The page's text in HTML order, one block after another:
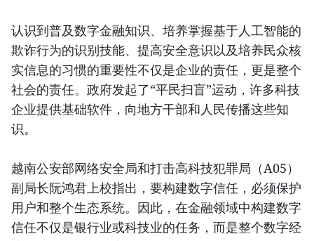
认识到普及数字金融知识、培养掌握基于人工智能的
欺诈行为的识别技能、提高安全意识以及培养民众核
实信息的习惯的重要性不仅是企业的责任，更是整个
社会的责任。政府发起了“平民扫盲”运动，许多科技
企业提供基础软件，向地方干部和人民传播这些知
识。
越南公安部网络安全局和打击高科技犯罪局（A05）
副局长阮鸿君上校指出，要构建数字信任，必须保护
用户和整个生态系统。因此，在金融领域中构建数字
信任不仅是银行业或科技业的任务，而是整个数字经